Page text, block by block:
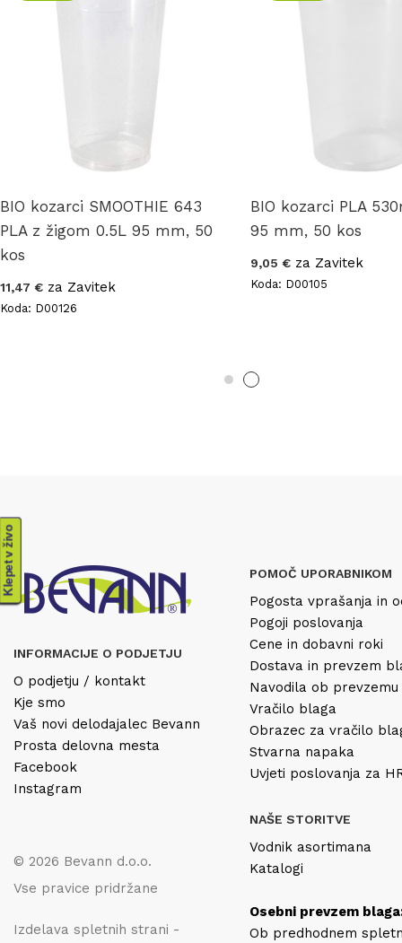
BIO kozarci SMOOTHIE 643
PLA z žigom 0.5L 95 mm, 50
kos
11,47 € za Zavitek
Koda: D00126
BIO kozarci PLA
95 mm, 50 kos
9,05 € za Zavitek
Koda: D00105
INFORMACIJE O PODJETJU
O podjetju / kontakt
Kje smo
Vaš novi delodajalec Bevann
Prosta delovna mesta
Facebook
Instagram
© 2026 Bevann d.o.o.
Vse pravice pridržane
Izdelava spletnih strani -
POMOČ UPORABNIKOM
Pogosta vprašanja in
Pogoji poslovanja
Cene in dobavni roki
Dostava in prevzem
Navodila ob
Vračilo blaga
Obrazec za vračilo
Stvarna napaka
Uvjeti poslovanja za
NAŠE STORITVE
Vodnik asortimana
Katalogi
Osebni prevzem
Ob predhodnem
Klepet v živo